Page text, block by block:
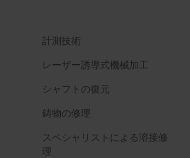
計測技術
レーザー誘導式機械加工
シャフトの復元
鋳物の修理
スペシャリストによる溶接修
理